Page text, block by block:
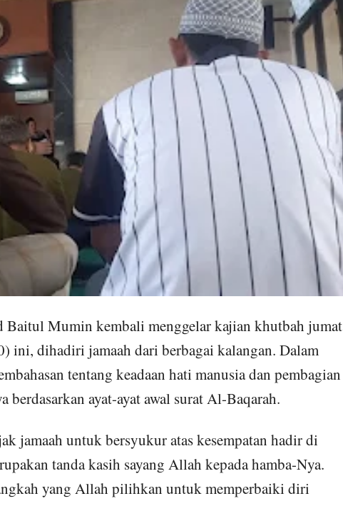
Baitul Mumin kembali menggelar kajian khutbah jumat
ini, dihadiri jamaah dari berbagai kalangan. Dalam
tentang keadaan hati manusia dan pembagian
ayat-ayat awal surat Al-Baqarah.
jamaah untuk bersyukur atas kesempatan hadir di
tanda kasih sayang Allah kepada hamba-Nya.
yang Allah pilihkan untuk memperbaiki diri